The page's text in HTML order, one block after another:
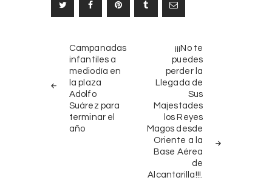
Navegación
de
entradas
ANTERIORES
Campanadas
infantiles a
mediodía en
la plaza
Adolfo
Suárez para
terminar el
año
¡¡¡No te
puedes
perder la
Llegada de
Sus
Majestades
los Reyes
Magos desde
Oriente a la
Base Aérea
de
Alcantarilla!!!.